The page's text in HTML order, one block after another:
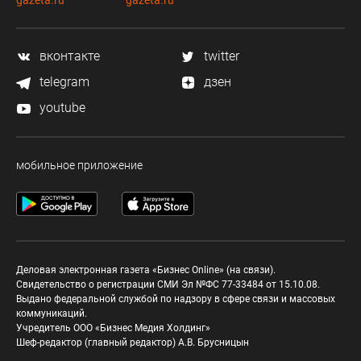
вконтакте
twitter
telegram
дзен
youtube
мобильное приложение
Деловая электронная газета «Бизнес Online» (на связи).
Свидетельство о регистрации СМИ Эл №ФС 77-33484 от 15.10.08.
Выдано федеральной службой по надзору в сфере связи и массовых
коммуникаций.
Учредитель ООО «Бизнес Медия Холдинг»
Шеф-редактор (главный редактор) А.В. Брусницын